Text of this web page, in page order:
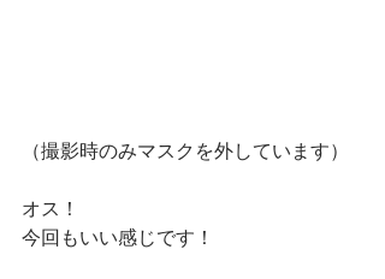
（撮影時のみマスクを外しています）
オス！
今回もいい感じです！